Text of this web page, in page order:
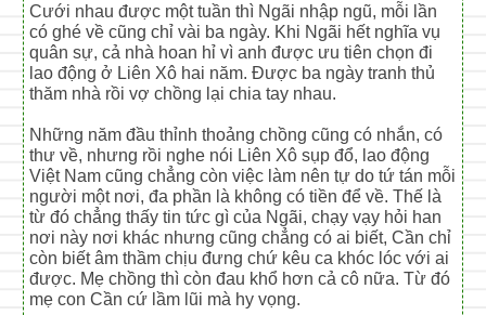
Cưới nhau được một tuần thì Ngãi nhập ngũ, mỗi lần
có ghé về cũng chỉ vài ba ngày. Khi Ngãi hết nghĩa vụ
quân sự, cả nhà hoan hỉ vì anh được ưu tiên chọn đi
lao động ở Liên Xô hai năm. Được ba ngày tranh thủ
thăm nhà rồi vợ chồng lại chia tay nhau.
Những năm đầu thỉnh thoảng chồng cũng có nhắn, có
thư về, nhưng rồi nghe nói Liên Xô sụp đổ, lao động
Việt Nam cũng chẳng còn việc làm nên tự do tứ tán mỗi
người một nơi, đa phần là không có tiền để về. Thế là
từ đó chẳng thấy tin tức gì của Ngãi, chạy vạy hỏi han
nơi này nơi khác nhưng cũng chẳng có ai biết, Cần chỉ
còn biết âm thầm chịu đưng chứ kêu ca khóc lóc với ai
được. Mẹ chồng thì còn đau khổ hơn cả cô nữa. Từ đó
mẹ con Cần cứ lầm lũi mà hy vọng.